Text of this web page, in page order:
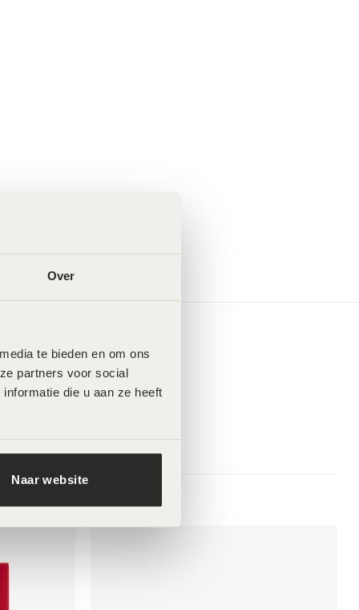
Over
te bieden en om ons
partners voor social
die u aan ze heeft
Naar website